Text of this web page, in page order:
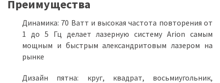
Преимущества
Динамика: 70 Ватт и высокая частота повторения от
1 до 5 Гц делает лазерную систему Arion самым
мощным и быстрым александритовым лазером на
рынке
Дизайн пятна: круг, квадрат, восьмиугольник,